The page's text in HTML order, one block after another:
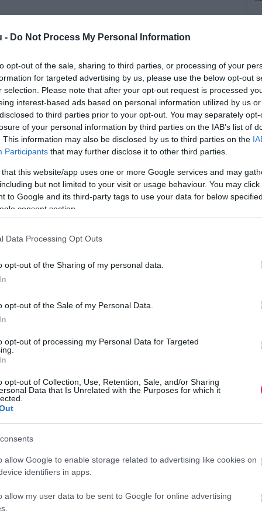
- Do Not Process My Personal Information
opt-out of the sale, sharing to third parties, or processing of your
for targeted advertising by us, please use the below opt-out
selection. Please note that after your opt-out request is processed
interest-based ads based on personal information utilized by us
to third parties prior to your opt-out. You may separately
of your personal information by third parties on the IAB’s list of
This information may also be disclosed by us to third parties on the
Participants that may further disclose it to other third parties.
that this website/app uses one or more Google services and may
but not limited to your visit or usage behaviour. You may
to Google and its third-party tags to use your data for below
consent section.
Data Processing Opt Outs
opt-out of the Sharing of my personal data.
opt-out of the Sale of my Personal Data.
opt-out of processing my Personal Data for Targeted
opt-out of Collection, Use, Retention, Sale, and/or Sharing
Data that Is Unrelated with the Purposes for which it
allow Google to enable storage related to advertising like cookies on
identifiers in apps.
allow my user data to be sent to Google for online advertising
autó vonóhoroggömbjén félbevágott
van szó: a régi, fix
legegyszerűbb védekezés a kosz, a
balesetek ellen.
forrásként a Google Keresőben!
hogy csökkentsék a súrlódást – ez a réteg azonban
pedig elég egy óvatlan mozdulat, hogy olajos legyen a
a gömböt, így még véletlenül sem tudunk hozzáérni,
gyakran használ utánfutót, tudja, hogy ezek gyorsan
beszerezhető és könnyen pótolható, írja a
a legerősebb közúti autók
pont lábszármagasságban áll ki az autóból, a
és tökéletesen enyhíti az ütést, ha véletlenül mégis
is megelőzhet, hiszen a többi sofőr hamarabb